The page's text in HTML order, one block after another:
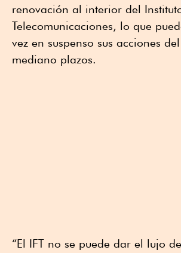
renovación al interior del
Telecomunicaciones, lo que
vez en suspenso sus acciones
mediano plazos.
“El IFT no se puede dar el lujo